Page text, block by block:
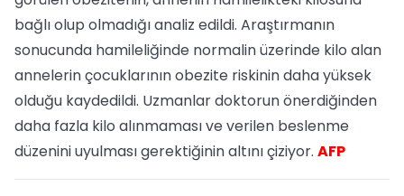
bağlı olup olmadığı analiz edildi. Araştırmanın
sonucunda hamileliğinde normalin üzerinde kilo alan
annelerin çocuklarının obezite riskinin daha yüksek
olduğu kaydedildi. Uzmanlar doktorun önerdiğinden
daha fazla kilo alınmaması ve verilen beslenme
düzenini uyulması gerektiğinin altını çiziyor. AFP